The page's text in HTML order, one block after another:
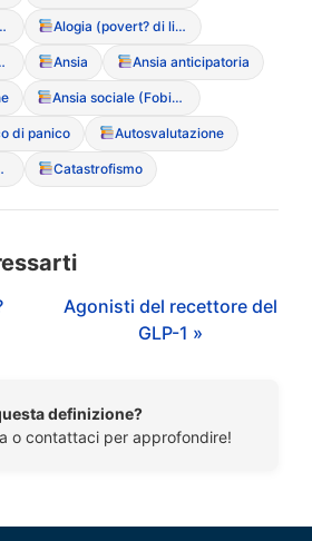
le emozioni) Alogia (povert? di linguaggio)
piacere) Ansia Ansia anticipatoria
Ansia sociale (Fobia sociale)
di panico Autosvalutazione
emotivo) Catastrofismo
Agonisti del recettore del
GLP-1 »
definizione?
o contattaci per approfondire!